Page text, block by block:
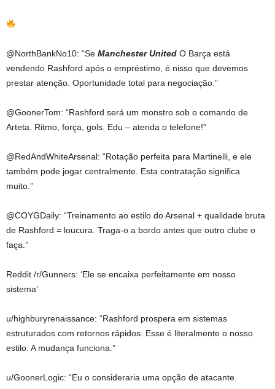
@NorthBankNo10: “Se Manchester United O Barça está
vendendo Rashford após o empréstimo, é nisso que devemos
prestar atenção. Oportunidade total para negociação.”
@GoonerTom: “Rashford será um monstro sob o comando de
Arteta. Ritmo, força, gols. Edu – atenda o telefone!”
@RedAndWhiteArsenal: “Rotação perfeita para Martinelli, e ele
também pode jogar centralmente. Esta contratação significa
muito.”
@COYGDaily: “Treinamento ao estilo do Arsenal + qualidade bruta
de Rashford = loucura. Traga-o a bordo antes que outro clube o
faça.”
Reddit /r/Gunners: ‘Ele se encaixa perfeitamente em nosso
sistema’
u/highburyrenaissance: “Rashford prospera em sistemas
estruturados com retornos rápidos. Esse é literalmente o nosso
estilo. A mudança funciona.”
u/GoonerLogic: “Eu o consideraria uma opção de atacante.